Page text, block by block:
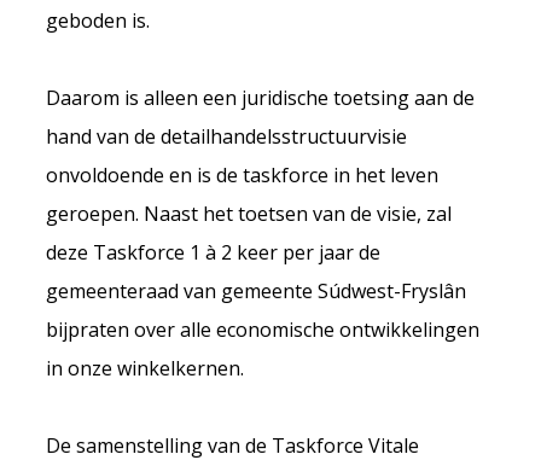
geboden is.
Daarom is alleen een juridische toetsing aan de
hand van de detailhandelsstructuurvisie
onvoldoende en is de taskforce in het leven
geroepen. Naast het toetsen van de visie, zal
deze Taskforce 1 à 2 keer per jaar de
gemeenteraad van gemeente Súdwest-Fryslân
bijpraten over alle economische ontwikkelingen
in onze winkelkernen.
De samenstelling van de Taskforce Vitale